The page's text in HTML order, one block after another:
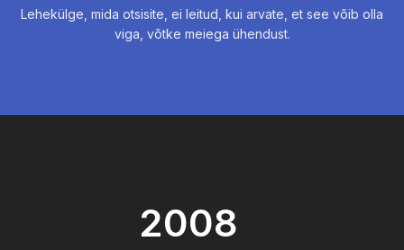
Lehekülge, mida otsisite, ei leitud, kui arvate, et see võib olla
viga, võtke meiega ühendust.
2008